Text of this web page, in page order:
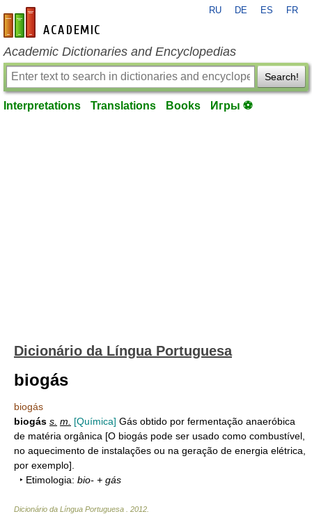
en-academic.com
RU DE ES FR
Academic Dictionaries and Encyclopedias
Search!
Interpretations Translations Books Игры ⚽
Dicionário da Língua Portuguesa
biogás
biogás
biogás s. m. [Química] Gás obtido por fermentação anaeróbica
de matéria orgânica [O biogás pode ser usado como combustível,
no aquecimento de instalações ou na geração de energia elétrica,
por exemplo].
‣ Etimologia: bio- + gás
Dicionário da Língua Portuguesa 2012